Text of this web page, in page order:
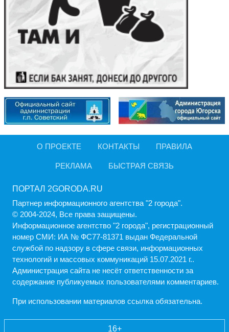
О ПРОЕКТЕ КОНТАКТЫ ПРАВИЛА
РЕКЛАМА БЫСТРАЯ СВЯЗЬ
ПОРТАЛ 2GORODA.RU
Партнер информационного агентства "2 города".
© 2004-2024, Все права защищены.
Информационное агентство "2 города", регистрационный
номер СМИ: ИА № ФС77-81371 выдан Федеральной
службой по надзору в сфере связи, информационных
технологий и массовых коммуникаций 15.07.2021 г..
Администрация cайта не несёт ответственности за
содержание публикуемых пользователями комментариев.
При использовании материалов ссылка обязательна.
16+